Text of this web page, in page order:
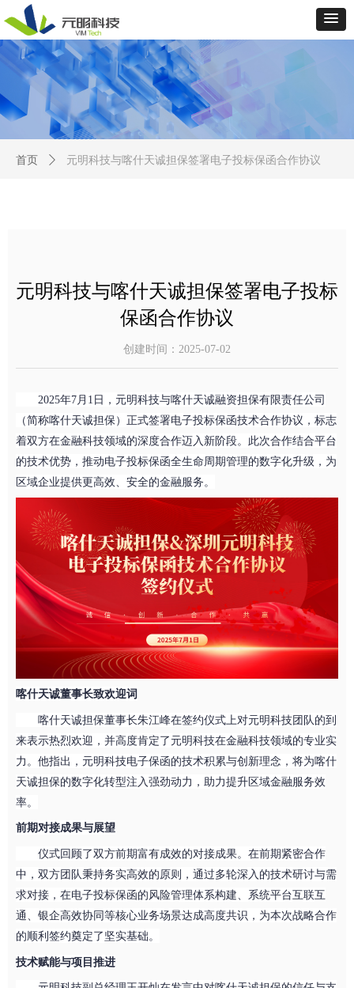
首页 ꄲ 元明科技与喀什天诚担保签署电子投标保函合作协议
元明科技与喀什天诚担保签署电子投标
保函合作协议
创建时间： 2025-07-02
2025年7月 1 日，元明科技与喀什天诚融资担保有限责任公司
（简称喀什天诚担保 ）正式签署电子投标保函技术合作协议，标志
着双方在金融科技领域的深度合作迈入新阶段。此次合作结合平台
的技术优势，推动电子投标保函全生命周期管理的数字化升级，为
区域企业提供更高效、安全的金融服务。
喀什天诚董事长致欢迎词
喀什天诚担保董事长朱江峰在签约仪式上对元明科技团队的到
来表示热烈欢迎，并高度肯定了元明科技在金融科技领域的专业实
力。他指出，元明科技电子保函的技术积累与创新理念，将为喀什
天诚担保的数字化转型注入强劲动力，助力提升区域金融服务效
率。
前期对接成果与展望
仪式回顾了双方前期富有成效的对接成果。在前期紧密合作
中，双方团队秉持务实高效的原则，通过多轮深入的技术研讨与需
求对接，在电子投标保函的风险管理体系构建、系统平台互联互
通、银企高效协同等核心业务场景达成高度共识，为本次战略合作
的顺利签约奠定了坚实基础。
技术赋能与项目推进